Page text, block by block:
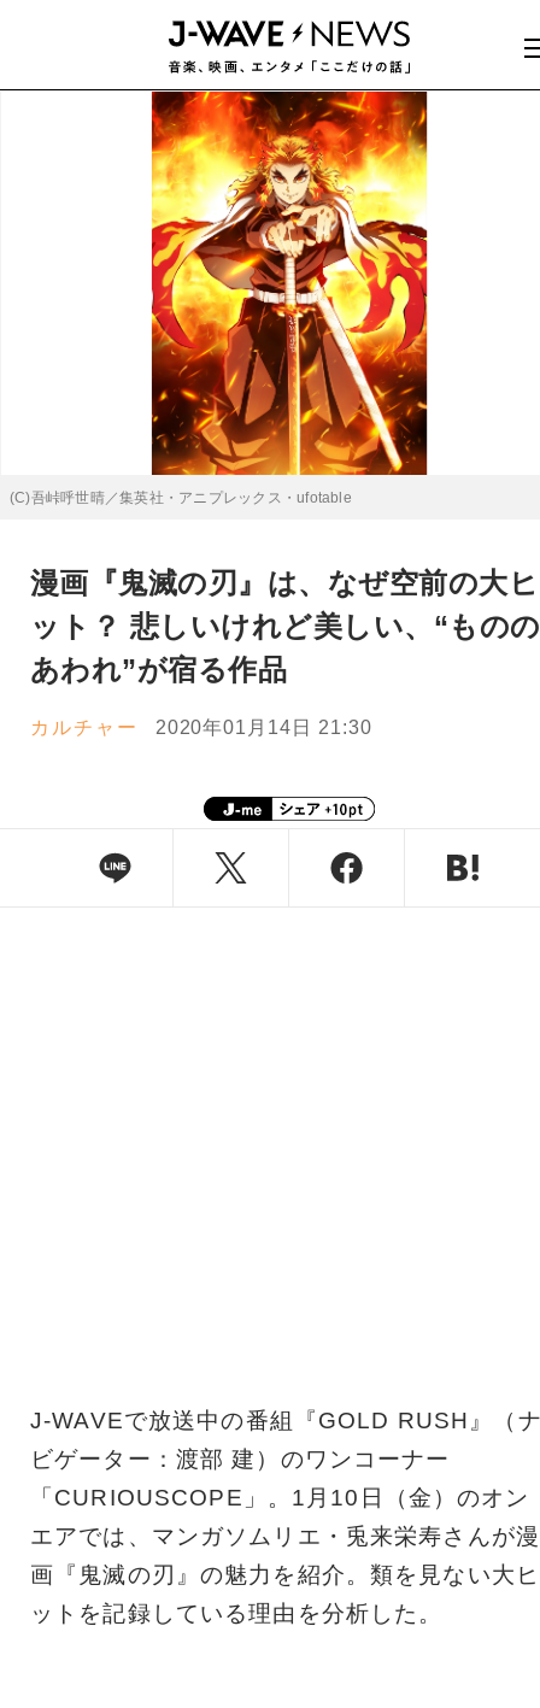
(C)吾峠呼世晴／集英社・アニプレックス・ufotable
漫画『鬼滅の刃』は、なぜ空前の大ヒ
ット？ 悲しいけれど美しい、“ものの
あわれ”が宿る作品
カルチャー 2020年01月14日 21:30
J-WAVEで放送中の番組『GOLD RUSH』（
ビゲーター：渡部 建）のワンコーナー
「CURIOUSCOPE」。1月10日（金）のオン
エアでは、マンガソムリエ・兎来栄寿さんが漫
画『鬼滅の刃』の魅力を紹介。類を見ない大ヒ
ットを記録している理由を分析した。